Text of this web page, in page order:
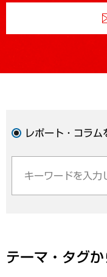
レポート・コラム
テーマ・タグ